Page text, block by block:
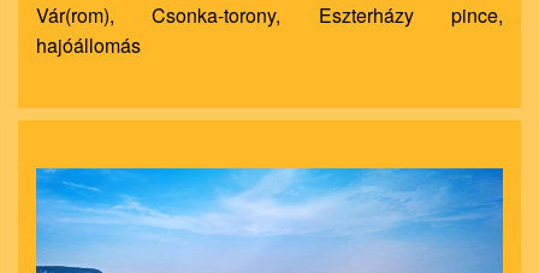
Vár(rom), Csonka-torony, Eszterházy pince,
hajóállomás